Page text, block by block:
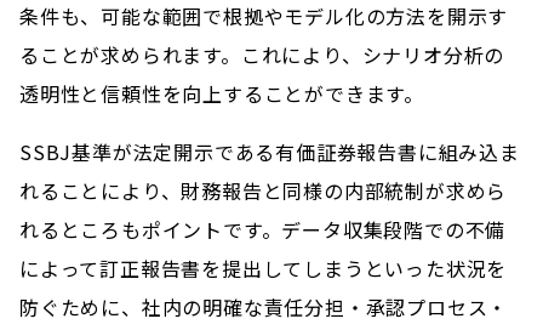
条件も、可能な範囲で根拠やモデル化の方法を開示す
ることが求められます。これにより、シナリオ分析の
透明性と信頼性を向上することができます。
SSBJ基準が法定開示である有価証券報告書に組み込ま
れることにより、財務報告と同様の内部統制が求めら
れるところもポイントです。データ収集段階での不備
によって訂正報告書を提出してしまうといった状況を
防ぐために、社内の明確な責任分担・承認プロセス・